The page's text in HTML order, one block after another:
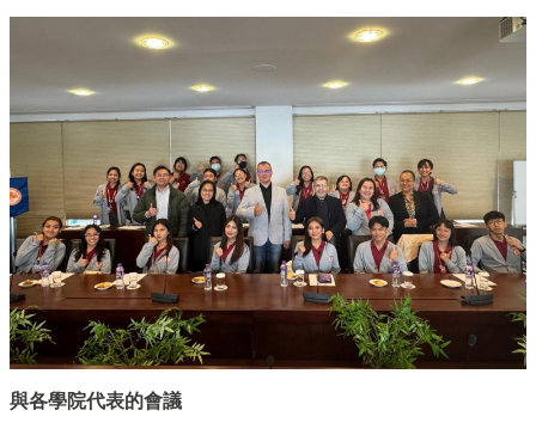
與各學院代表的會議